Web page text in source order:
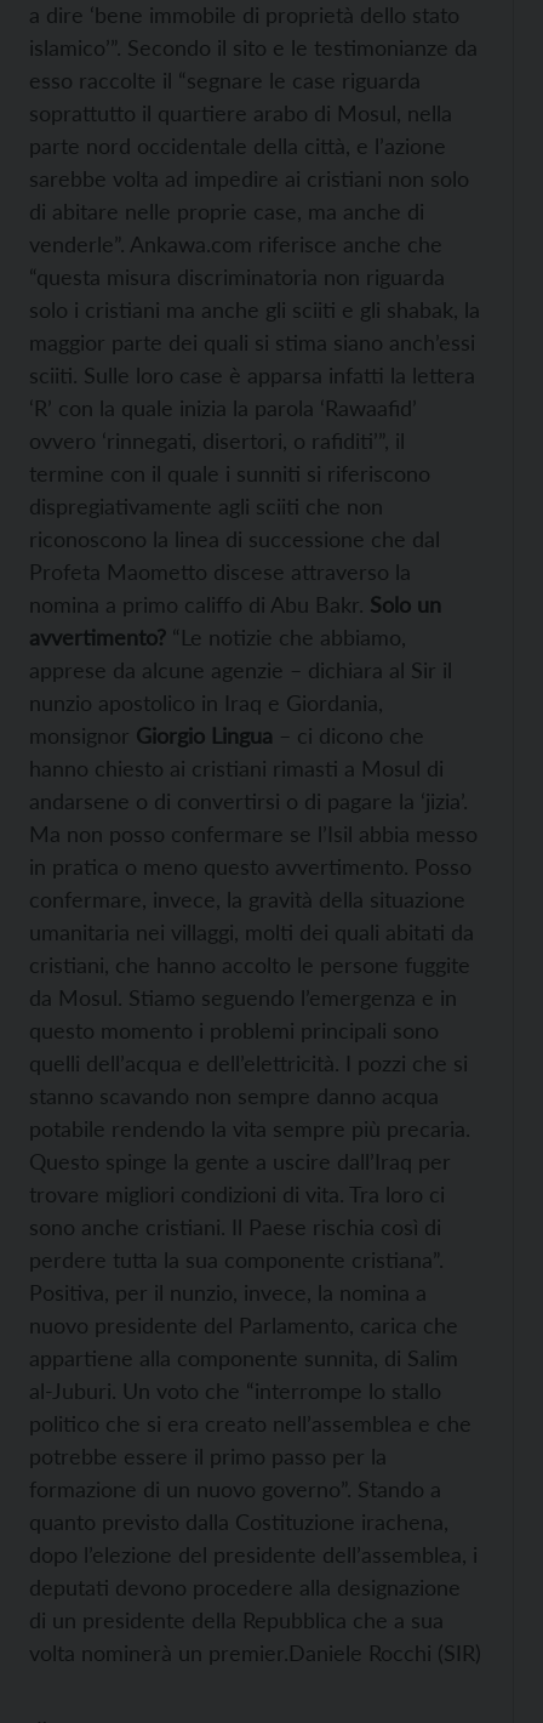
a dire ‘bene immobile di proprietà dello stato
islamico’”. Secondo il sito e le testimonianze da
esso raccolte il “segnare le case riguarda
soprattutto il quartiere arabo di Mosul, nella
parte nord occidentale della città, e l’azione
sarebbe volta ad impedire ai cristiani non solo
di abitare nelle proprie case, ma anche di
venderle”. Ankawa.com riferisce anche che
“questa misura discriminatoria non riguarda
solo i cristiani ma anche gli sciiti e gli shabak, la
maggior parte dei quali si stima siano anch’essi
sciiti. Sulle loro case è apparsa infatti la lettera
‘R’ con la quale inizia la parola ‘Rawaafid’
ovvero ‘rinnegati, disertori, o rafiditi’”, il
termine con il quale i sunniti si riferiscono
dispregiativamente agli sciiti che non
riconoscono la linea di successione che dal
Profeta Maometto discese attraverso la
nomina a primo califfo di Abu Bakr. Solo un
avvertimento? “Le notizie che abbiamo,
apprese da alcune agenzie – dichiara al Sir il
nunzio apostolico in Iraq e Giordania,
monsignor Giorgio Lingua – ci dicono che
hanno chiesto ai cristiani rimasti a Mosul di
andarsene o di convertirsi o di pagare la ‘jizia’.
Ma non posso confermare se l’Isil abbia messo
in pratica o meno questo avvertimento. Posso
confermare, invece, la gravità della situazione
umanitaria nei villaggi, molti dei quali abitati da
cristiani, che hanno accolto le persone fuggite
da Mosul. Stiamo seguendo l’emergenza e in
questo momento i problemi principali sono
quelli dell’acqua e dell’elettricità. I pozzi che si
stanno scavando non sempre danno acqua
potabile rendendo la vita sempre più precaria.
Questo spinge la gente a uscire dall’Iraq per
trovare migliori condizioni di vita. Tra loro ci
sono anche cristiani. Il Paese rischia così di
perdere tutta la sua componente cristiana”.
Positiva, per il nunzio, invece, la nomina a
nuovo presidente del Parlamento, carica che
appartiene alla componente sunnita, di Salim
al-Juburi. Un voto che “interrompe lo stallo
politico che si era creato nell’assemblea e che
potrebbe essere il primo passo per la
formazione di un nuovo governo”. Stando a
quanto previsto dalla Costituzione irachena,
dopo l’elezione del presidente dell’assemblea, i
deputati devono procedere alla designazione
di un presidente della Repubblica che a sua
volta nominerà un premier.Daniele Rocchi (SIR)